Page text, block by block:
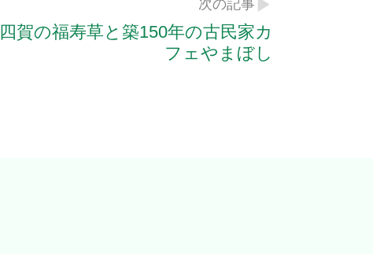
次の記事
四賀の福寿草と築150年の古民家カ
フェやまぼし